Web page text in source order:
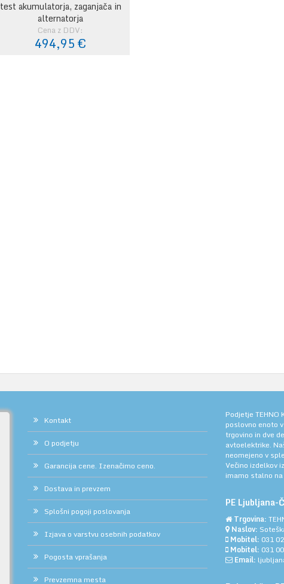
test akumulatorja, zaganjača in
alternatorja
Cena z DDV:
494,95 €
Kontakt
O podjetju
Garancija cene. Izenačimo ceno.
Dostava in prevzem
Splošni pogoji poslovanja
Izjava o varstvu osebnih podatkov
Pogosta vprašanja
Prevzemna mesta
Podjetje TEHNO
poslovno enoto
trgovino in dve
avtoelektrike.
neomejeno v
Večino izdelkov
imamo stalno
PE
Trgovina:
Naslov:
Mobitel: 031
Mobitel: 031
Email: